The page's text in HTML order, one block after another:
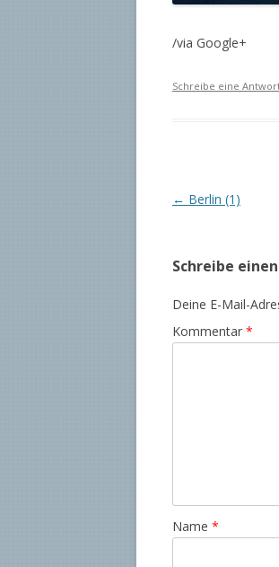
/via Google+
Schreibe eine
Beitrags-
← Berlin (1)
Schreibe
Deine E-Mail-
Kommentar *
Name *